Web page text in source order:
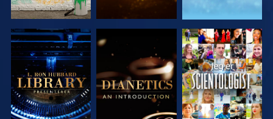
UTFORSK
SERIEN
UTFORSK
SERIEN
SE